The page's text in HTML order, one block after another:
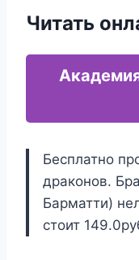
Читать
Бесплатно
драконов.
Барматти)
стоит